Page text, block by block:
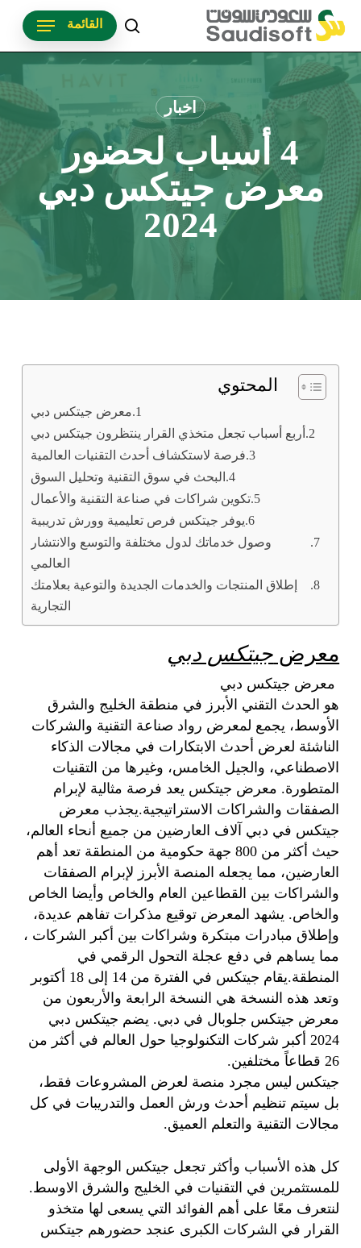
search
القائمة
اخبار
4 أسباب لحضور
معرض جيتكس دبي
2024
المحتوي
معرض جيتكس دبي
أربع أسباب تجعل متخذي القرار ينتظرون جيتكس دبي
فرصة لاستكشاف أحدث التقنيات العالمية
البحث في سوق التقنية وتحليل السوق
تكوين شراكات في صناعة التقنية والأعمال
يوفر جيتكس فرص تعليمية وورش تدريبية
وصول خدماتك لدول مختلفة والتوسع والانتشار
العالمي
إطلاق المنتجات والخدمات الجديدة والتوعية بعلامتك
التجارية
معرض جيتكس دبي
معرض جيتكس دبي
هو الحدث التقني الأبرز في منطقة الخليج والشرق
الأوسط، يجمع لمعرض رواد صناعة التقنية والشركات
الناشئة لعرض أحدث الابتكارات في مجالات الذكاء
الاصطناعي، والجيل الخامس، وغيرها من التقنيات
المتطورة. معرض جيتكس يعد فرصة مثالية لإبرام
الصفقات والشراكات الاستراتيجية.يجذب معرض
جيتكس في دبي آلاف العارضين من جميع أنحاء العالم،
حيث أكثر من 800 جهة حكومية من المنطقة تعد أهم
العارضين، مما يجعله المنصة الأبرز لإبرام الصفقات
والشراكات بين القطاعين العام والخاص وأيضا الخاص
والخاص. يشهد المعرض توقيع مذكرات تفاهم عديدة،
وإطلاق مبادرات مبتكرة وشراكات بين أكبر الشركات ،
مما يساهم في دفع عجلة التحول الرقمي في
المنطقة.يقام جيتكس في الفترة من 14 إلى 18 أكتوبر
وتعد هذه النسخة هي النسخة الرابعة والأربعون من
معرض جيتكس جلوبال في دبي. يضم جيتكس دبي
2024 أكبر شركات التكنولوجيا حول العالم في أكثر من
26 قطاعاً مختلفين.
جيتكس ليس مجرد منصة لعرض المشروعات فقط،
بل سيتم تنظيم أحدث ورش العمل والتدريبات في كل
مجالات التقنية والتعلم العميق.
كل هذه الأسباب وأكثر تجعل جيتكس الوجهة الأولى
للمستثمرين في التقنيات في الخليج والشرق الاوسط.
لنتعرف معًا على أهم الفوائد التي يسعى لها متخذو
القرار في الشركات الكبرى عنجد حضورهم جيتكس